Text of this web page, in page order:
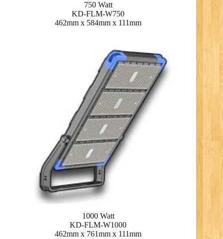
750 Watt
KD-FLM-W750
462mm x 584mm x 111mm
1000 Watt
KD-FLM-W1000
462mm x 761mm x 111mm